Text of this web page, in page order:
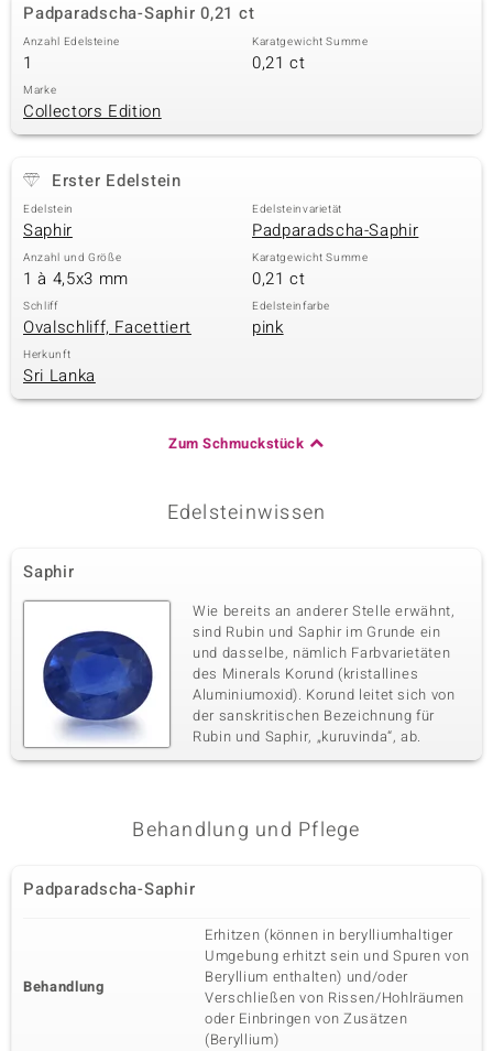
BY DE MELO
Classics
Padparadscha-Saphir 0,21 ct
Anzahl Edelsteine
1
Karatgewicht Summe
0,21 ct
Marke
Collectors Edition
Erster Edelstein
Edelstein
Saphir
Edelsteinvarietät
Padparadscha-Saphir
Anzahl und Größe
1 à 4,5x3 mm
Karatgewicht Summe
0,21 ct
Schliff
Ovalschliff, Facettiert
Edelsteinfarbe
pink
Herkunft
Sri Lanka
Zum Schmuckstück
Edelsteinwissen
Saphir
Wie bereits an anderer Stelle erwähnt,
sind Rubin und Saphir im Grunde ein
und dasselbe, nämlich Farbvarietäten
des Minerals Korund (kristallines
Aluminiumoxid). Korund leitet sich von
der sanskritischen Bezeichnung für
Rubin und Saphir, „kuruvinda“, ab.
Behandlung und Pflege
Padparadscha-Saphir
Behandlung
Erhitzen (können in berylliumhaltiger
Umgebung erhitzt sein und Spuren von
Beryllium enthalten) und/oder
Verschließen von Rissen/Hohlräumen
oder Einbringen von Zusätzen
(Beryllium)